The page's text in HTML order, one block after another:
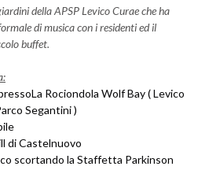
della APSP Levico Curae che ha
di musica con i residenti ed il
buffet.
La Rociondola Wolf Bay ( Levico
Segantini )
di Castelnuovo
scortando la Staffetta Parkinson